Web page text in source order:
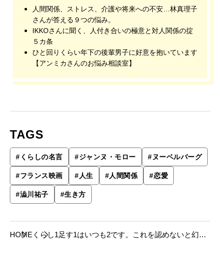
人間関係、ストレス、介護や将来への不安…林真理子
さんが答える９つの悩み。
IKKOさんに聞く、人付き合いの極意と対人関係の掟
５カ条
ひと回りくらい年下の後輩男子に好意を抱いています
【アンミカさんのお悩み相談室】
TAGS
# くらしの名言 #ジャンヌ・モロー #ヌーベルバーグ
#フランス映画 #人生 #人間関係 #恋愛
#澁川祐子 #生き方
HOME くらし1足す1はいつも2です。これを認めないと幻滅